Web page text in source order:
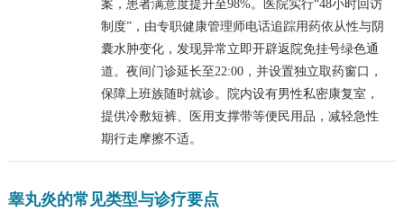
案，患者满意度提升至98%。医院实行“48小时回访
制度”，由专职健康管理师电话追踪用药依从性与阴
囊水肿变化，发现异常立即开辟返院免挂号绿色通
道。夜间门诊延长至22:00，并设置独立取药窗口，
保障上班族随时就诊。院内设有男性私密康复室，
提供冷敷短裤、医用支撑带等便民用品，减轻急性
期行走摩擦不适。
睾丸炎的常见类型与诊疗要点